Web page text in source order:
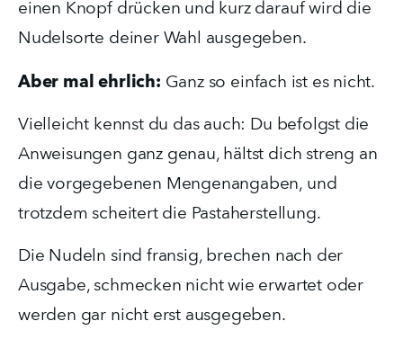
einen Knopf drücken und kurz darauf wird die
Nudelsorte deiner Wahl ausgegeben.
Aber mal ehrlich: Ganz so einfach ist es nicht.
Vielleicht kennst du das auch: Du befolgst die
Anweisungen ganz genau, hältst dich streng an
die vorgegebenen Mengenangaben, und
trotzdem scheitert die Pastaherstellung.
Die Nudeln sind fransig, brechen nach der
Ausgabe, schmecken nicht wie erwartet oder
werden gar nicht erst ausgegeben.